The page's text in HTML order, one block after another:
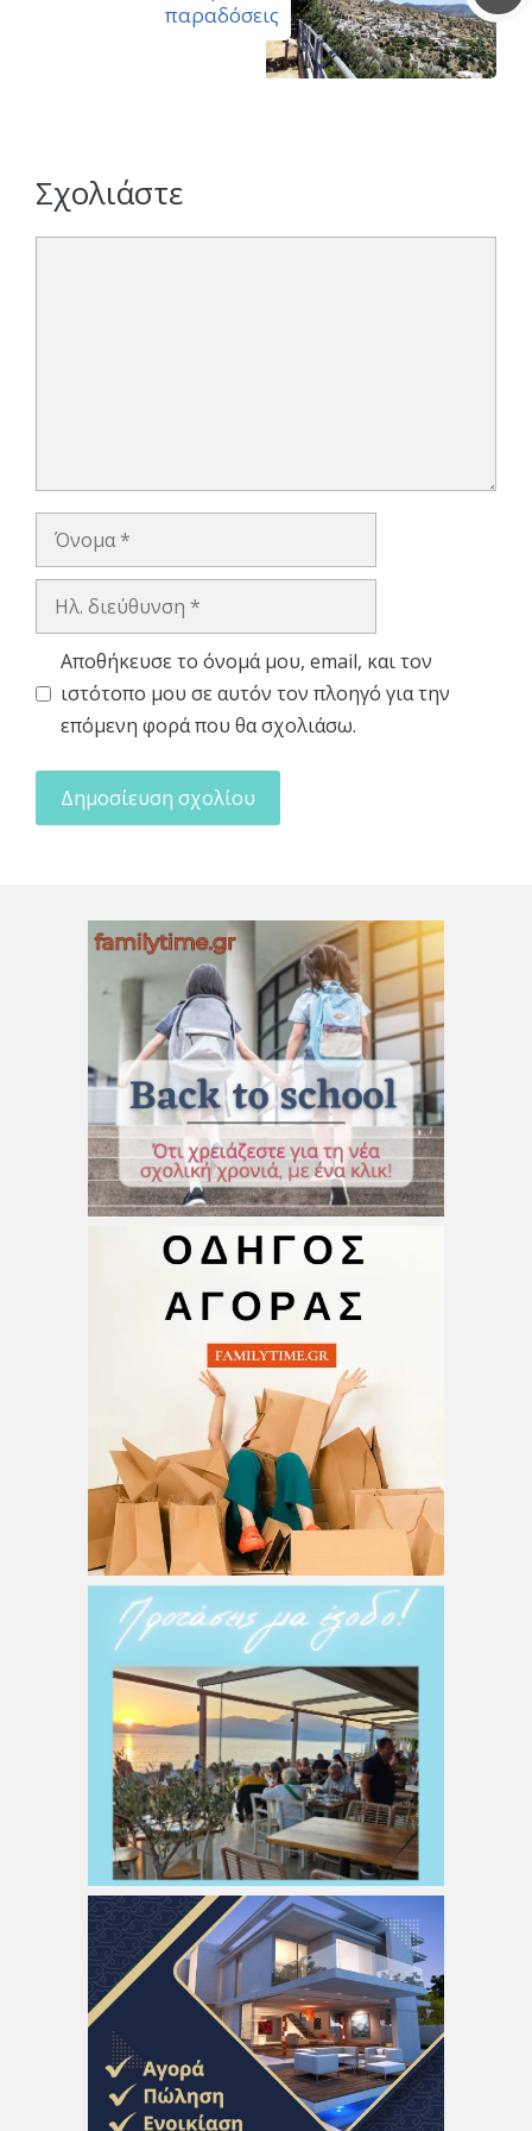
παραδόσεις
Σχολιάστε
Όνομα
Ηλ.
Αποθήκευσε το όνομά μου, email, και τον
ιστότοπο μου σε αυτόν τον πλοηγό για την
επόμενη φορά που θα σχολιάσω.